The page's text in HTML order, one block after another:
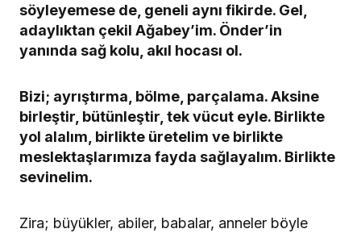
söyleyemese de, geneli aynı fikirde. Gel,
adaylıktan çekil Ağabey’im. Önder’in
yanında sağ kolu, akıl hocası ol.
Bizi; ayrıştırma, bölme, parçalama. Aksine
birleştir, bütünleştir, tek vücut eyle. Birlikte
yol alalım, birlikte üretelim ve birlikte
meslektaşlarımıza fayda sağlayalım. Birlikte
sevinelim.
Zira; büyükler, abiler, babalar, anneler böyle